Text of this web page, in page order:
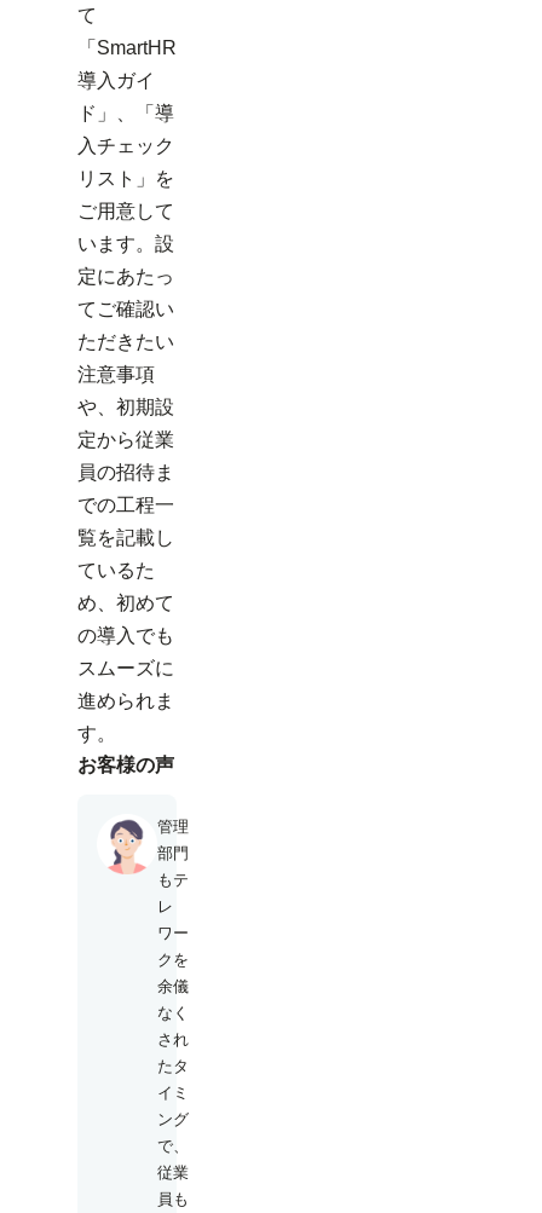
て
「SmartHR
導入ガイ
ド」、「導
入チェック
リスト」を
ご用意して
います。設
定にあたっ
てご確認い
ただきたい
注意事項
や、初期設
定から従業
員の招待ま
での工程一
覧を記載し
ているた
め、初めて
の導入でも
スムーズに
進められま
す。
お客様の声
管理
部門
もテ
レ
ワー
クを
余儀
なく
され
たタ
イミ
ング
で、
従業
員も